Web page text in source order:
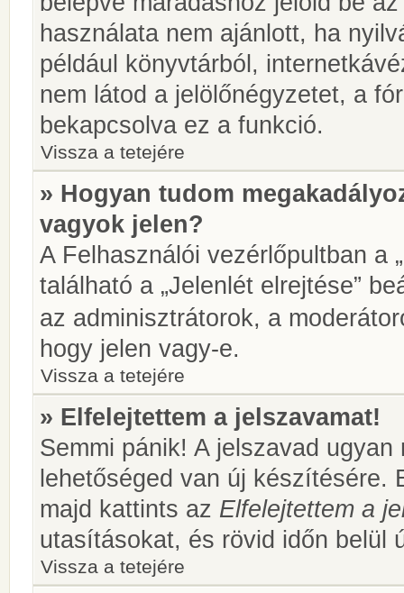
használata nem ajánlott, ha
például könyvtárból,
nem látod a jelölőnégyzetet, a
bekapcsolva ez a funkció.
Vissza a tetejére
» Hogyan tudom
vagyok jelen?
A Felhasználói vezérlőpultban a
található a „Jelenlét elrejtése”
az adminisztrátorok, a
hogy jelen vagy-e.
Vissza a tetejére
» Elfelejtettem a jelszavamat!
Semmi pánik! A jelszavad
lehetőséged van új készítésére.
majd kattints az Elfelejtettem a
utasításokat, és rövid időn belül
Vissza a tetejére